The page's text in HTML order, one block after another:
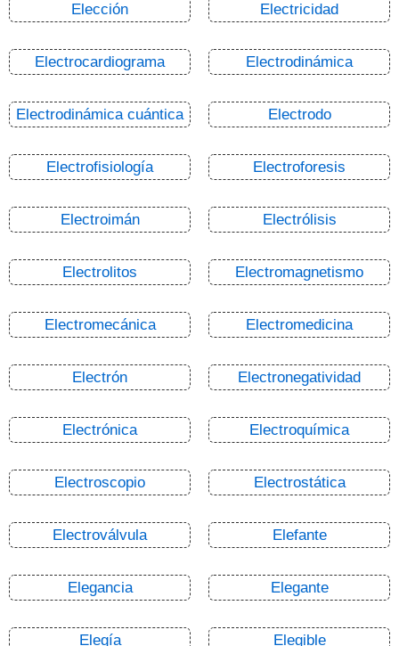
Elección Electricidad
Electrocardiograma Electrodinámica
Electrodinámica cuántica Electrodo
Electrofisiología Electroforesis
Electroimán Electrólisis
Electrolitos Electromagnetismo
Electromecánica Electromedicina
Electrón Electronegatividad
Electrónica Electroquímica
Electroscopio Electrostática
Electroválvula Elefante
Elegancia Elegante
Elegía Elegible